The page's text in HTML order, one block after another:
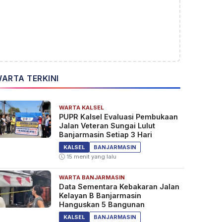
TERKINI
WARTA KALSEL
PUPR Kalsel Evaluasi Pembukaan
Jalan Veteran Sungai Lulut
Banjarmasin Setiap 3 Hari
KALSEL
BANJARMASIN
15 menit yang lalu
WARTA BANJARMASIN
Data Sementara Kebakaran Jalan
Kelayan B Banjarmasin
Hanguskan 5 Bangunan
KALSEL BANJARMASIN